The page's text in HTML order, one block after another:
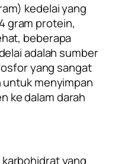
kedelai yang
gram protein,
beberapa
adalah sumber
yang sangat
untuk menyimpan
ke dalam darah
yang